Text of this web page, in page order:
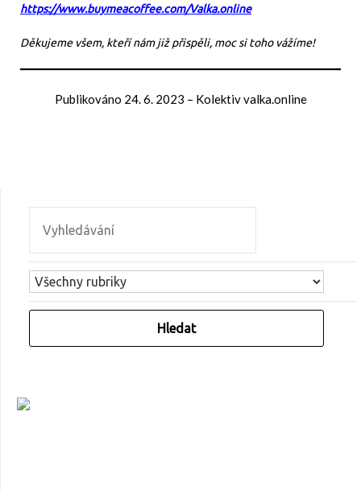
https://www.buymeacoffee.com/Valka.online
Děkujeme všem, kteří nám již přispěli, moc si toho vážíme!
Publikováno 24. 6. 2023 – Kolektiv valka.online